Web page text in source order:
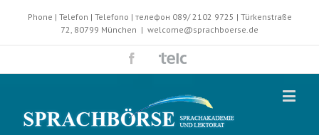
Phone | Telefon | Telefono | телефон 089/ 2102 9725 | Türkenstraße
72, 80799 München | welcome@sprachboerse.de